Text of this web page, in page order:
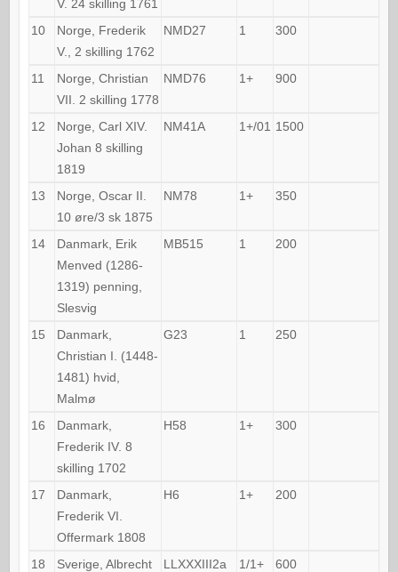
V. 24 skilling 1761
10
Norge, Frederik
V., 2 skilling 1762
NMD27 1 300
11
Norge, Christian
VII. 2 skilling 1778
NMD76 1+ 900
12
Norge, Carl XIV.
Johan 8 skilling
1819
NM41A 1+/01 1500
13
Norge, Oscar II.
10 øre/3 sk 1875
NM78 1+ 350
14
Danmark, Erik
Menved (1286-
1319) penning,
Slesvig
MB515 1 200
15
Danmark,
Christian I. (1448-
1481) hvid,
Malmø
G23 1 250
16
Danmark,
Frederik IV. 8
skilling 1702
H58 1+ 300
17
Danmark,
Frederik VI.
Offermark 1808
H6 1+ 200
18
Sverige, Albrecht
LLXXXIII2a 1/1+ 600